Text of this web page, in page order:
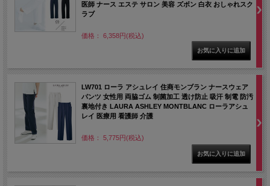
医師 ナース エステ サロン 美容 ズボン 白衣 おしゃれスク
ラブ
価格： 6,358円(税込)
LW701 ローラ アシュレイ 住商モンブラン ナースウェア
パンツ 女性用 両脇ゴム 制菌加工 透け防止 吸汗 制電 防汚
裏地付き LAURA ASHLEY MONTBLANC ローラアシュ
レイ 医療用 看護師 介護
価格： 5,775円(税込)